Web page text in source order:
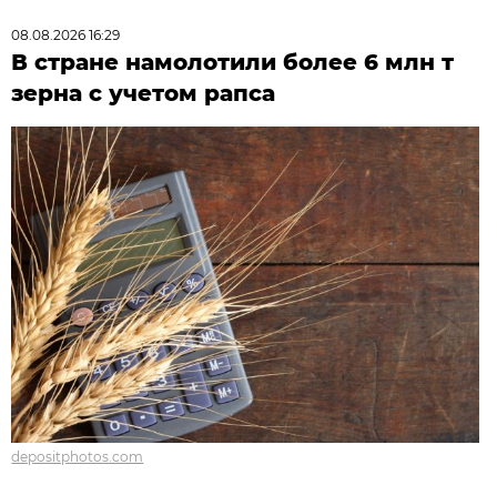
08.08.2026 16:29
В стране намолотили более 6 млн т
зерна с учетом рапса
depositphotos.com